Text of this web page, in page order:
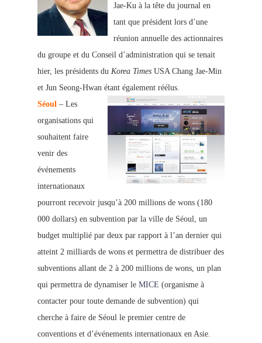
Jae-Ku à la tête du journal en
tant que président lors d’une
réunion annuelle des actionnaires
du groupe et du Conseil d’administration qui se tenait
hier, les présidents du Korea Times USA Chang Jae-Min
et Jun Seong-Hwan étant également réélus.
Séoul – Les
organisations qui
souhaitent faire
venir des
événements
internationaux
pourront recevoir jusqu’à 200 millions de wons (180
000 dollars) en subvention par la ville de Séoul, un
budget multiplié par deux par rapport à l’an dernier qui
atteint 2 milliards de wons et permettra de distribuer des
subventions allant de 2 à 200 millions de wons, un plan
qui permettra de dynamiser le MICE (organisme à
contacter pour toute demande de subvention) qui
cherche à faire de Séoul le premier centre de
conventions et d’événements internationaux en Asie.